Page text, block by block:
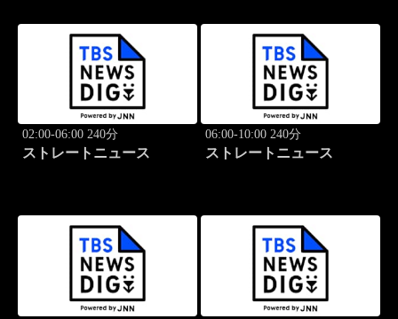
02:00-06:00 240分
ストレートニュース
06:00-10:00 240分
ストレートニュース